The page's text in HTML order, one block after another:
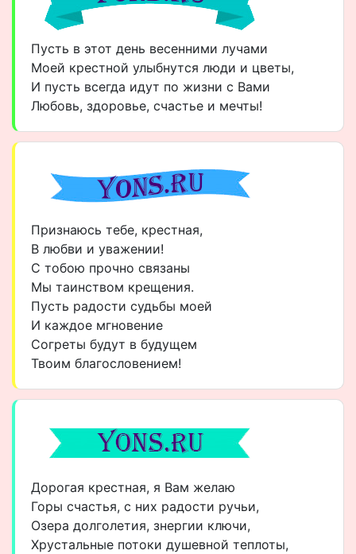
Пусть в этот день весенними лучами
Моей крестной улыбнутся люди и цветы,
И пусть всегда идут по жизни с Вами
Любовь, здоровье, счастье и мечты!
Признаюсь тебе, крестная,
В любви и уважении!
С тобою прочно связаны
Мы таинством крещения.
Пусть радости судьбы моей
И каждое мгновение
Согреты будут в будущем
Твоим благословением!
Дорогая крестная, я Вам желаю
Горы счастья, с них радости ручьи,
Озера долголетия, знергии ключи,
Хрустальные потоки душевной теплоты,